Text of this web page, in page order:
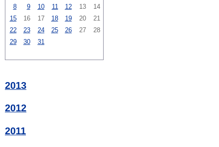
8
9 10 11 12 13
14
15
16 17 18 19 20
21
22
23 24 25 26 27
28
29
30 31
2013
2012
2011